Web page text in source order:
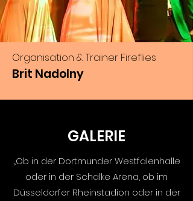
Organisation & Trainer Fireflies
Brit Nadolny
GALERIE
„Ob in der Dortmunder Westfalenhalle
oder in der Schalke Arena, ob im
Düsseldorfer Rheinstadion oder in der